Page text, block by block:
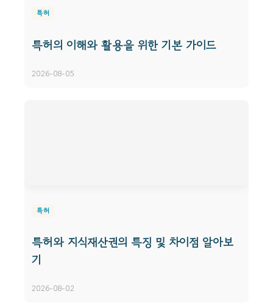
특허
특허의 이해와 활용을 위한 기본 가이드
2026-08-05
특허
특허와 지식재산권의 특징 및 차이점 알아보
기
2026-08-02